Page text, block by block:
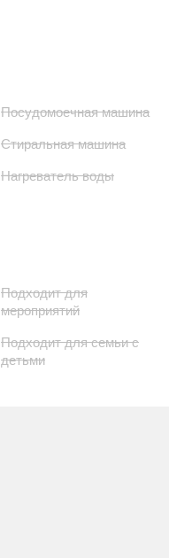
Посудомоечная машина
Стиральная машина
Нагреватель воды
Подходит для
мероприятий
Подходит для семьи с
детьми